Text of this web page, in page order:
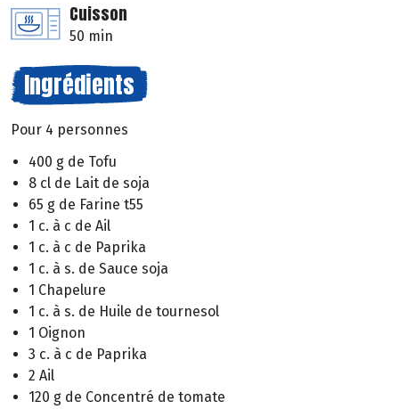
Cuisson
50 min
Ingrédients
Pour 4 personnes
400 g de Tofu
8 cl de Lait de soja
65 g de Farine t55
1 c. à c de Ail
1 c. à c de Paprika
1 c. à s. de Sauce soja
1 Chapelure
1 c. à s. de Huile de tournesol
1 Oignon
3 c. à c de Paprika
2 Ail
120 g de Concentré de tomate